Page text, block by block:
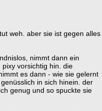
weh. aber sie ist gegen alles
nimmt dann ein
vorsichtig hin. die
es dann - wie sie gelernt
in sich hinein. der
genug und so spuckte sie